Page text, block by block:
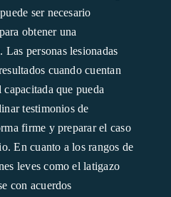
ser necesario
obtener una
Las personas lesionadas
cuando cuentan
que pueda
testimonios de
firme y preparar el caso
En cuanto a los rangos de
leves como el latigazo
con acuerdos